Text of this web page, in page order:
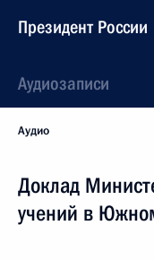
Президент России
Аудиозаписи
Аудио
Доклад
учений в